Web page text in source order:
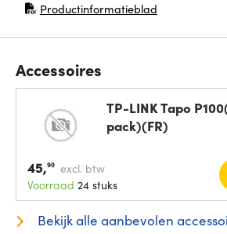
Productinformatieblad
(opent in nieuw venster)
Accessoires
TP-LINK Tapo
pack)(FR)
45,90 excl. btw
Voorraad 24 stuks
Bekijk alle aanbevolen